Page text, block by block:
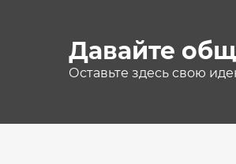
Давайте
Оставьте здесь свою